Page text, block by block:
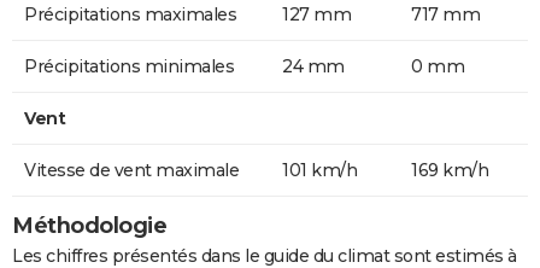
Précipitations maximales 127 mm 717 mm
Précipitations minimales 24 mm 0 mm
Vent
Vitesse de vent maximale 101 km/h 169 km/h
Méthodologie
Les chiffres présentés dans le guide du climat sont estimés à